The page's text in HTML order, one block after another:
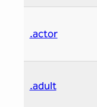
.actor
.adult